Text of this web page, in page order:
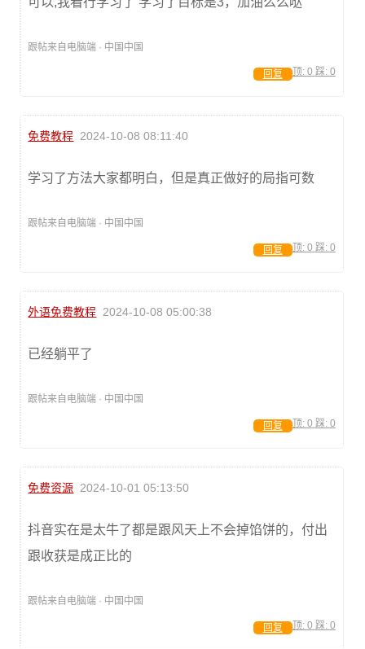
跟帖来自电脑端 · 中国中国
顶: 0 踩: 0
回复
免费教程 2024-10-08 08:11:40
学习了方法大家都明白，但是真正做好的局指可数
跟帖来自电脑端 · 中国中国
顶: 0 踩: 0
回复
外语免费教程 2024-10-08 05:00:38
已经躺平了
跟帖来自电脑端 · 中国中国
顶: 0 踩: 0
回复
免费资源 2024-10-01 05:13:50
抖音实在是太牛了都是跟风天上不会掉馅饼的，付出
跟收获是成正比的
跟帖来自电脑端 · 中国中国
顶: 0 踩: 0
回复